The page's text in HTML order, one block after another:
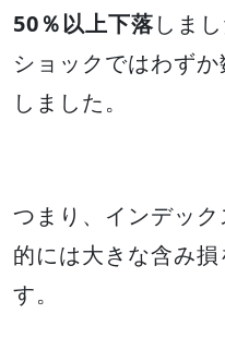
50％以上下落しま
ショックではわず
しました。
つまり、インデッ
的には大きな含み
す。